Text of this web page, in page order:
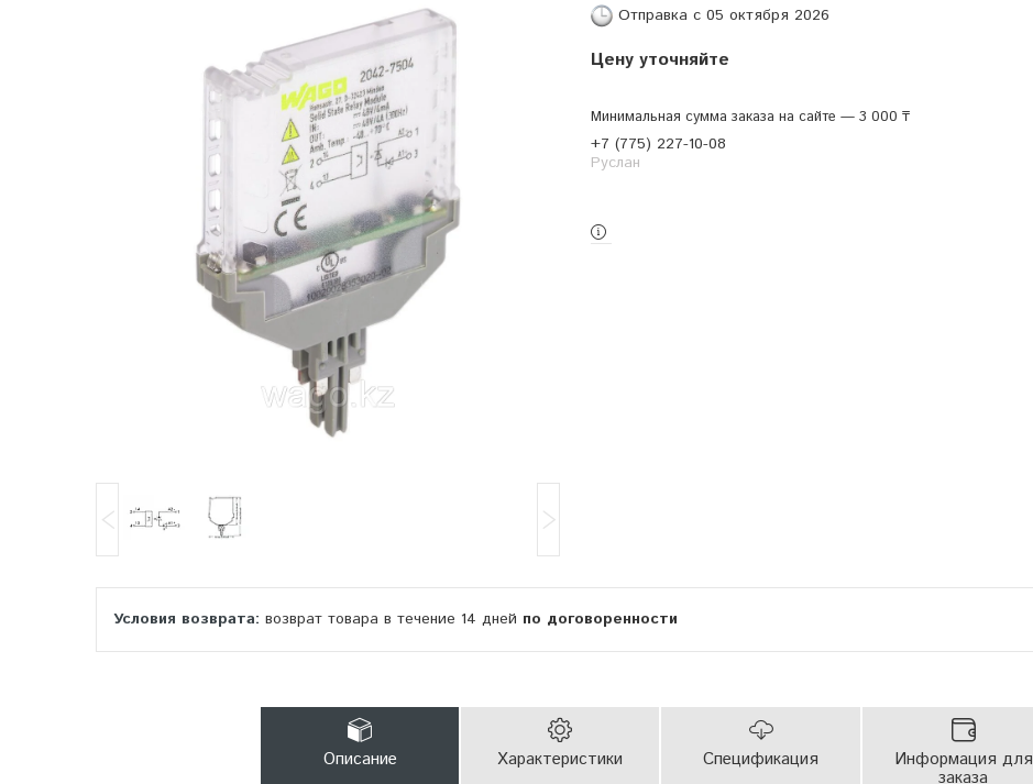
Отправка с 05 октября 2026
Цену уточняйте
Минимальная сумма заказа на сайте — 3 000 ₸
+7 (775) 227-10-08
Руслан
возврат товара в течение 14 дней по договоренности
Описание Характеристики Спецификация
Информация для
заказа